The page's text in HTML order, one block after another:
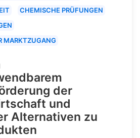
CHEMISCHE PRÜFUNGEN
MARKTZUGANG
der
und
Alternativen zu